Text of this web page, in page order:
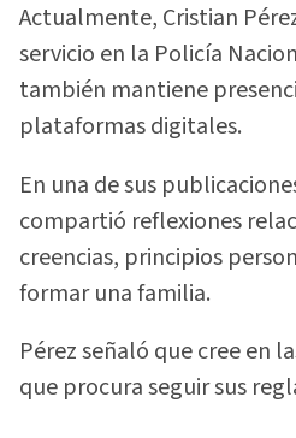
Actualmente, Cristian
servicio en la Policía
también mantiene
plataformas digitales.
En una de sus
compartió reflexiones
creencias, principios
formar una familia.
Pérez señaló que cree en
que procura seguir sus